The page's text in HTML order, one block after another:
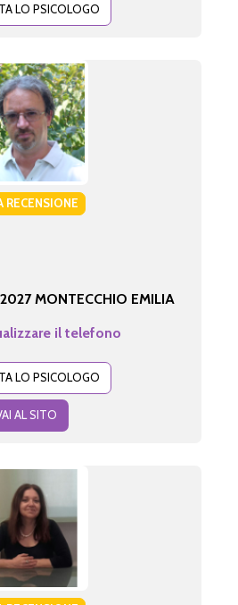
LO PSICOLOGO
RECENSIONE
MONTECCHIO EMILIA
il telefono
LO PSICOLOGO
AL SITO